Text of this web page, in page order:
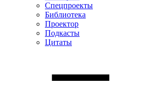
Спецпроекты
Библиотека
Проектор
Подкасты
Цитаты